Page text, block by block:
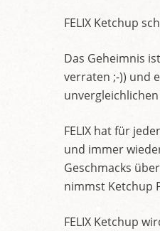
FELIX Ketchup
Das Geheimnis
verraten ;-)) und
FELIX hat für
und immer
Geschmacks
nimmst Ketchup
FELIX Ketchup